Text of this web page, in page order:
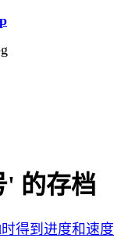
' 的存档
得到进度和速度